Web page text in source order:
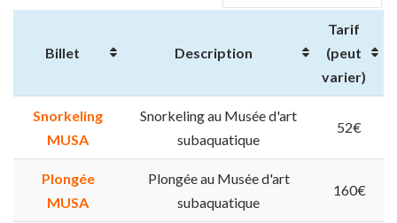
Billet Description
Tarif
(peut
varier)
Snorkeling
MUSA
Snorkeling au Musée d'art
subaquatique
52€
Plongée
MUSA
Plongée au Musée d'art
subaquatique
160€